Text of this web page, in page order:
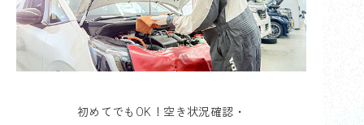
初めてでもOK！空き状況確認・